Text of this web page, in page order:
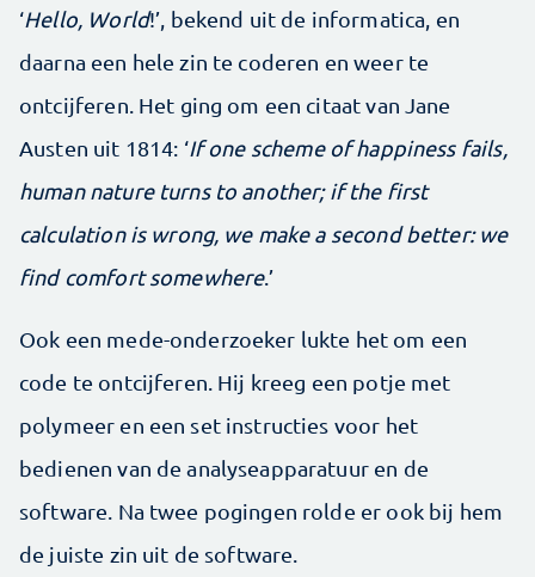
‘Hello, World!’, bekend uit de informatica, en
daarna een hele zin te coderen en weer te
ontcijferen. Het ging om een citaat van Jane
Austen uit 1814: ‘If one scheme of happiness fails,
human nature turns to another; if the first
calculation is wrong, we make a second better: we
find comfort somewhere.’
Ook een mede-onderzoeker lukte het om een
code te ontcijferen. Hij kreeg een potje met
polymeer en een set instructies voor het
bedienen van de analyseapparatuur en de
software. Na twee pogingen rolde er ook bij hem
de juiste zin uit de software.